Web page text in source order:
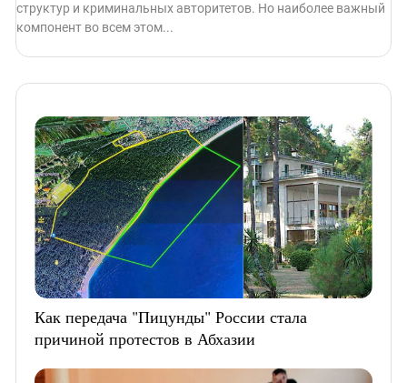
структур и криминальных авторитетов. Но наиболее важный
компонент во всем этом...
Как передача "Пицунды" России стала
причиной протестов в Абхазии